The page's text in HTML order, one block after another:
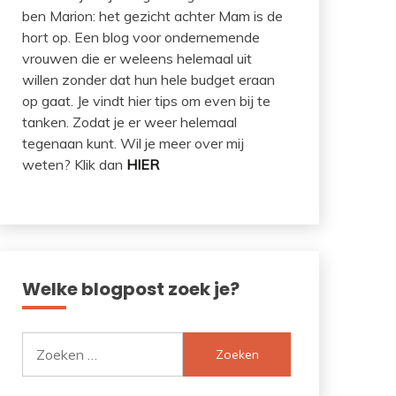
ben Marion: het gezicht achter Mam is de
hort op. Een blog voor ondernemende
vrouwen die er weleens helemaal uit
willen zonder dat hun hele budget eraan
op gaat. Je vindt hier tips om even bij te
tanken. Zodat je er weer helemaal
tegenaan kunt. Wil je meer over mij
weten? Klik dan HIER
Welke blogpost zoek je?
naar: